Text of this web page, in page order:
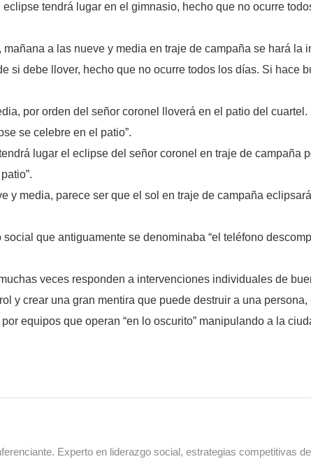
tendrá lugar en el gimnasio, hecho que no ocurre
a las nueve y media en traje de campaña se hará la
si debe llover, hecho que no ocurre todos los días. Si hace
por orden del señor coronel lloverá en el patio del
se celebre en el patio”.
lugar el eclipse del señor coronel en traje de campaña
y media, parece ser que el sol en traje de campaña
que antiguamente se denominaba “el teléfono
veces responden a intervenciones individuales de
y crear una gran mentira que puede destruir a una
equipos que operan “en lo oscurito” manipulando a la
Experto en liderazgo social, estrategias competitivas